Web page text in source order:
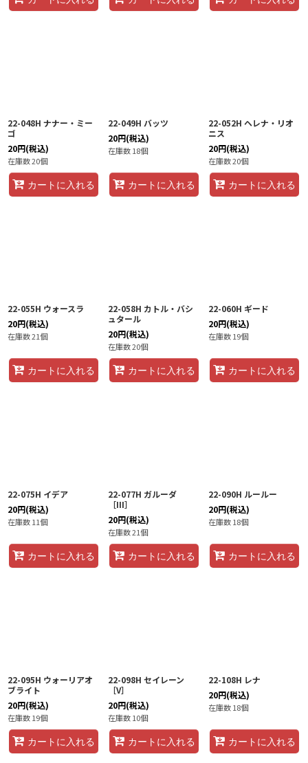
22-048H ナナー・ミー
ゴ
20円(税込)
在庫数 20個
カートに入れる
22-049H バッツ
20円(税込)
在庫数 18個
カートに入れる
22-052H ヘレナ・リオ
ニス
20円(税込)
在庫数 20個
カートに入れる
22-055H ウォースラ
20円(税込)
在庫数 21個
カートに入れる
22-058H カトル・バシ
ュタール
20円(税込)
在庫数 20個
カートに入れる
22-060H ギード
20円(税込)
在庫数 19個
カートに入れる
22-075H イデア
20円(税込)
在庫数 11個
カートに入れる
22-077H ガルーダ
［III］
20円(税込)
在庫数 21個
カートに入れる
22-090H ルールー
20円(税込)
在庫数 18個
カートに入れる
22-095H ウォーリアオ
ブライト
20円(税込)
在庫数 19個
カートに入れる
22-098H セイレーン
［V］
20円(税込)
在庫数 10個
カートに入れる
22-108H レナ
20円(税込)
在庫数 18個
カートに入れる